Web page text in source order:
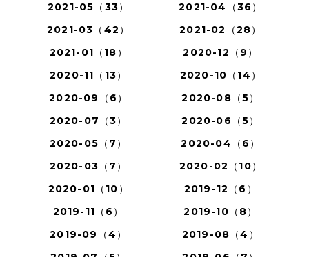
2021-05（33）
2021-04（36）
2021-03（42）
2021-02（28）
2021-01（18）
2020-12（9）
2020-11（13）
2020-10（14）
2020-09（6）
2020-08（5）
2020-07（3）
2020-06（5）
2020-05（7）
2020-04（6）
2020-03（7）
2020-02（10）
2020-01（10）
2019-12（6）
2019-11（6）
2019-10（8）
2019-09（4）
2019-08（4）